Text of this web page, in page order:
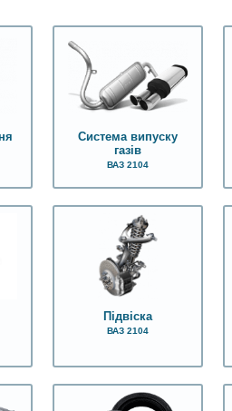
Система випуску
газів
ВАЗ 2104
Підвіска
ВАЗ 2104